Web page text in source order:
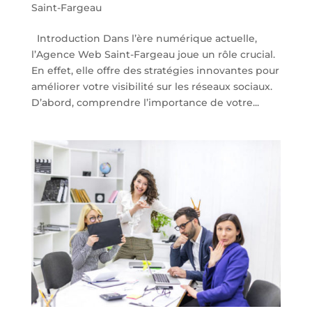
Saint-Fargeau
Introduction Dans l’ère numérique actuelle,
l’Agence Web Saint-Fargeau joue un rôle crucial.
En effet, elle offre des stratégies innovantes pour
améliorer votre visibilité sur les réseaux sociaux.
D’abord, comprendre l’importance de votre...